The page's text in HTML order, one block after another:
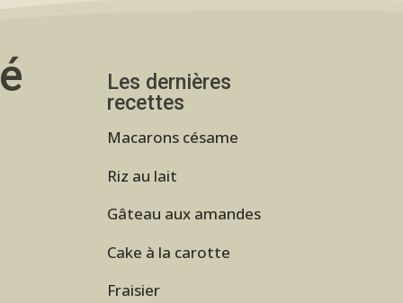
Les dernières
recettes
Macarons césame
Riz au lait
Gâteau aux amandes
Cake à la carotte
Fraisier